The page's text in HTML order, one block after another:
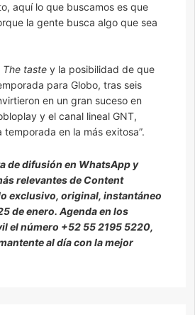
aquí lo que buscamos es que
la gente busca algo que sea
The taste y la posibilidad de que
para Globo, tras seis
en un gran suceso en
y el canal lineal GNT,
en la más exitosa”.
de difusión en WhatsApp y
relevantes de Content
exclusivo, original, instantáneo
de enero. Agenda en los
el número +52 55 2195 5220,
al día con la mejor